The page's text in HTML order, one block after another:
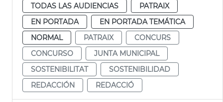
TODAS LAS AUDIENCIAS
PATRAIX
EN PORTADA
EN PORTADA TEMÁTICA
NORMAL
PATRAIX
CONCURS
CONCURSO
JUNTA MUNICIPAL
SOSTENIBILITAT
SOSTENIBILIDAD
REDACCIÓN
REDACCIÓ